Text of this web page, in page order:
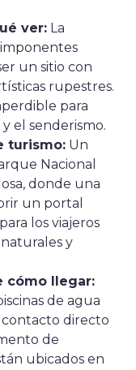
ver: La
un sitio con
rupestres.
para
el senderismo.
turismo: Un
Nacional
donde una
un portal
los viajeros
y
cómo llegar:
de agua
directo
de
ubicados en